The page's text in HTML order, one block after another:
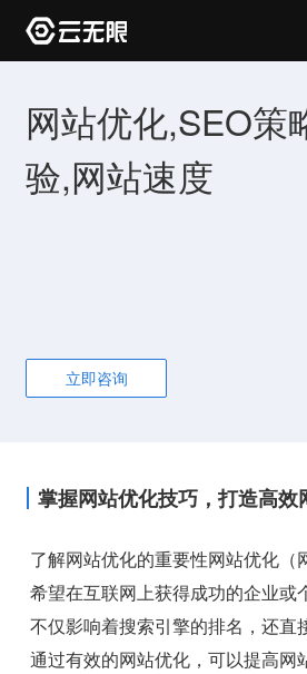
网站优化,SEO策
验,网站速度
立即咨询
掌握网站优化技巧，打造高效
了解网站优化的重要性网站优化（
希望在互联网上获得成功的企业或
不仅影响着搜索引擎的排名，还直
通过有效的网站优化，可以提高网